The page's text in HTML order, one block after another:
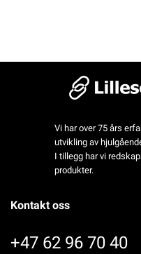
Vi har over 75 års
utvikling av
I tillegg har vi
produkter.
Kontakt oss
+47 62 96 70 40